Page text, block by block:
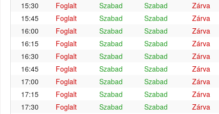
15:30
Foglalt Szabad Szabad
Zárva
15:45
Foglalt Szabad Szabad
Zárva
16:00
Foglalt Szabad Szabad
Zárva
16:15
Foglalt Szabad Szabad
Zárva
16:30
Foglalt Szabad Szabad
Zárva
16:45
Foglalt Szabad Szabad
Zárva
17:00
Foglalt Szabad Szabad
Zárva
17:15
Foglalt Szabad Szabad
Zárva
17:30
Foglalt Szabad Szabad
Zárva